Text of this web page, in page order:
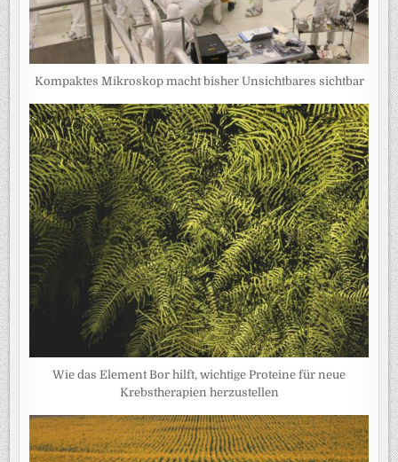
Kompaktes Mikroskop macht bisher Unsichtbares sichtbar
Wie das Element Bor hilft, wichtige Proteine für neue
Krebstherapien herzustellen